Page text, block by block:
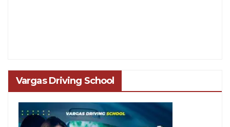
Vargas Driving School